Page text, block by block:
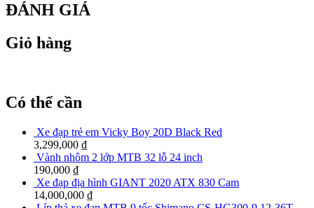
ĐÁNH GIÁ
Giỏ hàng
Có thể cần
Xe đạp trẻ em Vicky Boy 20D Black Red
3,299,000 ₫
Vành nhôm 2 lớp MTB 32 lỗ 24 inch
190,000 ₫
Xe đạp địa hình GIANT 2020 ATX 830 Cam
14,000,000 ₫